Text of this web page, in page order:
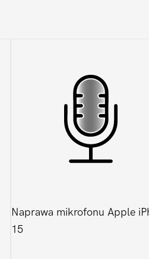
Naprawa mikrofonu Apple
15